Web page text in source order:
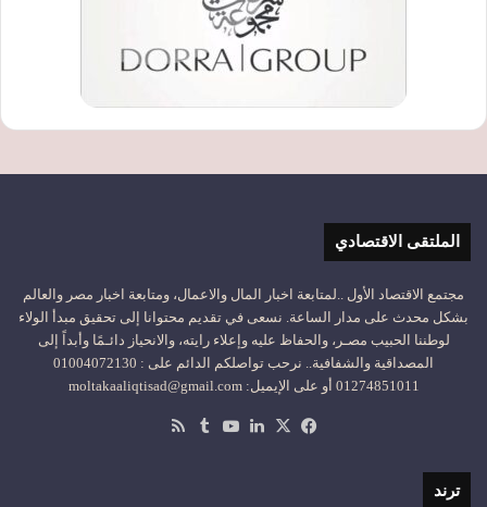
الملتقى الاقتصادي
مجتمع الاقتصاد الأول ..لمتابعة اخبار المال والاعمال، ومتابعة اخبار مصر والعالم
بشكل محدث على مدار الساعة. نسعى في تقديم محتوانا إلى تحقيق مبدأ الولاء
لوطننا الحبيب مصـر، والحفاظ عليه وإعلاء رايته، والانحياز دائـمًا وأبداً إلى
المصداقية والشفافية.. نرحب تواصلكم الدائم على : 01004072130
01274851011 أو على الإيميل: moltakaaliqtisad@gmail.com
فيسبوك
‫X لينكدإن‫YouTube
ترند